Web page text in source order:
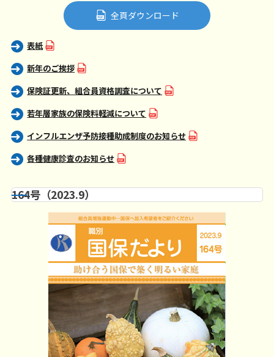
全頁ダウンロード
表紙
新年のご挨拶
保険証更新、組合員資格調査について
若年層家族の保険料軽減について
インフルエンザ予防接種助成制度のお知らせ
各種健康診査のお知らせ
164号（2023.9）